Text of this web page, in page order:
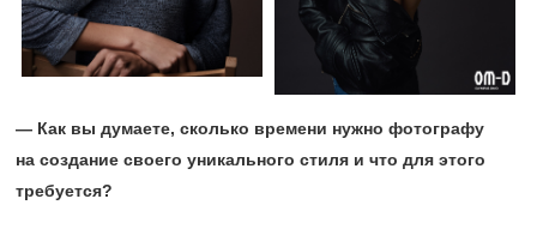
— Как вы думаете, сколько времени нужно фотографу
на создание своего уникального стиля и что для этого
требуется?